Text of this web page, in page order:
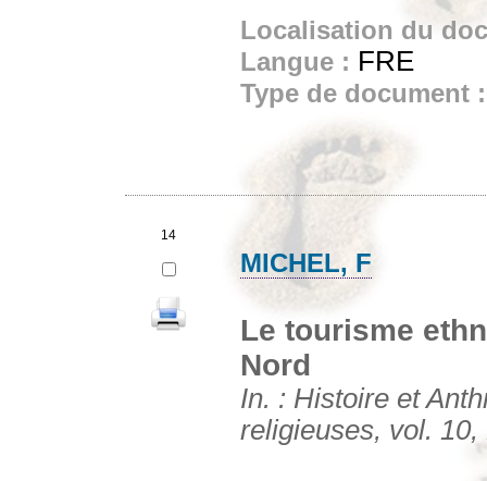
Localisation du
Langue : FRE
Type de document
14
MICHEL, F
Le tourisme
Nord
In. : Histoire et
religieuses, vol.